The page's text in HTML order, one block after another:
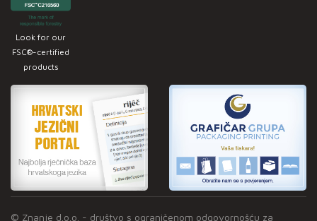
Look for our
FSC®-certified
products
© Znanje d.o.o. - društvo s ograničenom odgovornošću za